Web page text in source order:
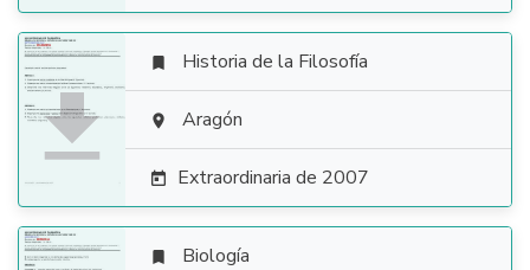

 Historia de la Filosofía
 Aragón
 Extraordinaria de 2007
 Biología